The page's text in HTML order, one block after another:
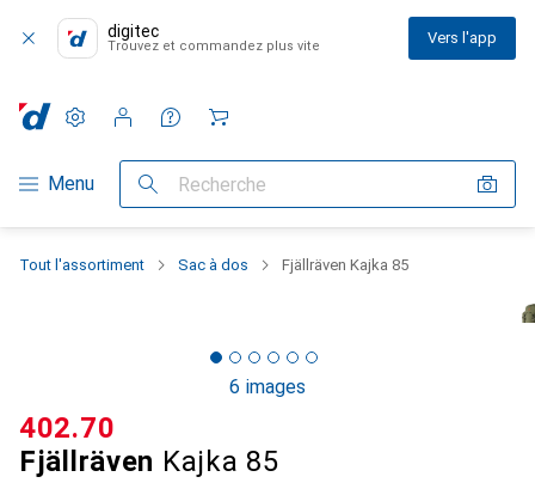
digitec
Trouvez et commandez plus vite Vers l'app
Navigation par catégorie
Menu Recherche
Paramètres
Compte client
Listes de comparaison
Listes d'envies
Panier
Tout l'assortiment Sac à dos Fjällräven Kajka 85
6 images
Fjällräven Kajka 85
CHF
402.70